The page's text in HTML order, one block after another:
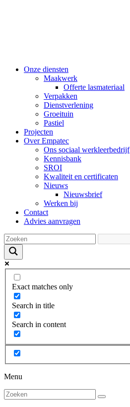
Onze diensten
Maakwerk
Offerte lasmateriaal
Verpakken
Dienstverlening
Groeituin
Pastiel
Projecten
Over Empatec
Ons sociaal werkleerbedrijf
Kennisbank
SROI
Kwaliteit en certificaten
Nieuws
Nieuwsbrief
Werken bij
Contact
Advies aanvragen
Exact matches only
Search in title
Search in content
Menu